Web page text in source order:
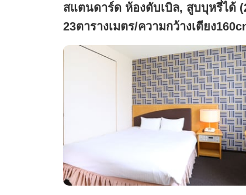
สแตนดาร์ด ห้องดับเบิล, สูบบุหรี่ได้
23ตารางเมตร/ความกว้างเตียง